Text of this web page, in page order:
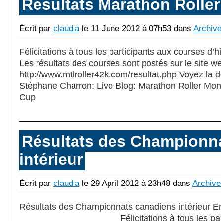
Résultats Marathon
Écrit par claudiale 11 June 2012 à 07h53 dans
Félicitations à tous les participants aux courses
Les résultats des courses sont postés sur le site
http://www.mtlroller42k.com/resultat.php Voyez la
Stéphane Charron: Live Blog: Marathon Roller
Cup
Résultats des
intérieur
Écrit par claudiale 29 April 2012 à 23h48 dans
Résultats des Championnats canadiens intérieur
____________________ Félicitations à tous les